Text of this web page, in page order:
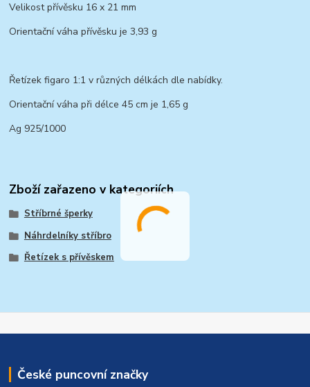
Velikost přívěsku 16 x 21 mm
Orientační váha přívěsku je 3,93 g
Řetízek figaro 1:1 v různých délkách dle nabídky.
Orientační váha při délce 45 cm je 1,65 g
Ag 925/1000
Zboží zařazeno v kategoriích
Stříbrné šperky
Náhrdelníky stříbro
Řetízek s přívěskem
České puncovní značky